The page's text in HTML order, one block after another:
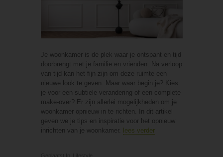
Je woonkamer is de plek waar je ontspant en tijd
doorbrengt met je familie en vrienden. Na verloop
van tijd kan het fijn zijn om deze ruimte een
nieuwe look te geven. Maar waar begin je? Kies
je voor een subtiele verandering of een complete
make-over? Er zijn allerlei mogelijkheden om je
woonkamer opnieuw in te richten. In dit artikel
geven we je tips en inspiratie voor het opnieuw
inrichten van je woonkamer. lees verder